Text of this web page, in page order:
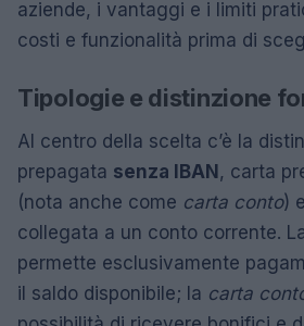
aziende, i vantaggi e i limiti
costi e funzionalità prima di
Tipologie e distinzione
Al centro della scelta c’è la
prepagata senza IBAN , carta
(nota anche come carta conto)
collegata a un conto corrente.
permette esclusivamente
il saldo disponibile; la carta